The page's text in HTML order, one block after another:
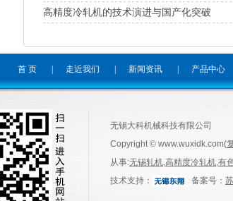
高精度冷轧机的技术演进与国产化突破
首 页 走近我们 新闻资讯 产品中心
无锡大科机械科技有限公司
Copyright © www.wuxidk.com(
从事:无锡轧机,高精度冷轧机,有
技术支持：
备案号：